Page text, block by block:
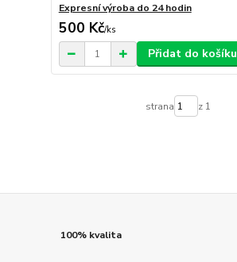
Expresní výroba do 24 hodin
500 Kč/ks
Přidat do košíku
strana z 1
100% kvalita